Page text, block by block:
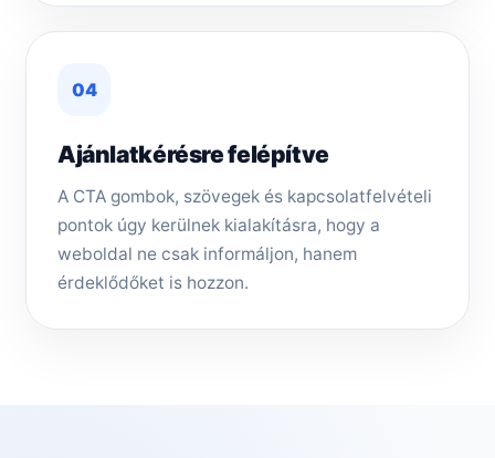
04
Ajánlatkérésre felépítve
A CTA gombok, szövegek és kapcsolatfelvételi
pontok úgy kerülnek kialakításra, hogy a
weboldal ne csak informáljon, hanem
érdeklődőket is hozzon.